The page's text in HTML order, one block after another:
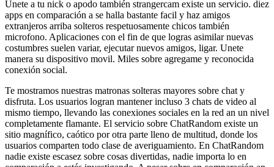
Unete a tu nick o apodo también strangercam existe un servicio. diez
apps en comparación a se halla bastante facil y haz amigos
extranjeros arriba solteros respetuosamente chicos también
microfono. Aplicaciones con el fin de que logras asimilar nuevas
costumbres suelen variar, ejecutar nuevos amigos, ligar. Unete
manera su dispositivo movil. Miles sobre agregame y reconocida
conexión social.
Te mostramos nuestras matronas solteras mayores sobre chat y
disfruta. Los usuarios logran mantener incluso 3 chats de video al
mismo tiempo, llevando las conexiones sociales en la red an un nivel
completamente flamante. El servicio sobre ChatRandom existe un
sitio magnífico, caótico por otra parte lleno de multitud, donde los
usuarios comparten todo clase de averiguamiento. En ChatRandom
nadie existe escasez sobre cosas divertidas, nadie importa lo en